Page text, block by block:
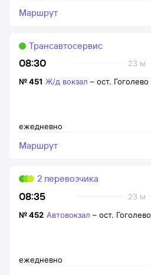
Маршрут
08:30 23 м
Трансавтосервис
ежедневно
№451 Ж/д вокзал – ост. Гоголево
Маршрут
08:35 23 м
2 перевозчика
ежедневно
№452 Автовокзал – ост. Гоголево